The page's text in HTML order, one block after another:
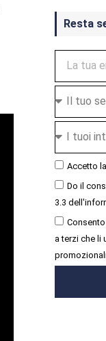
Resta
Accetto la
Do il
3.3
a terzi che li